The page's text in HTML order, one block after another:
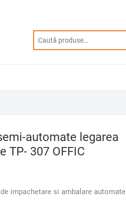
automate legarea
TP- 307 OFFIC
impachetare si ambalare automate